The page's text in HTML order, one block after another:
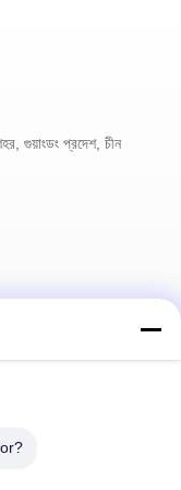
গুয়াংডং প্রদেশ, চীন